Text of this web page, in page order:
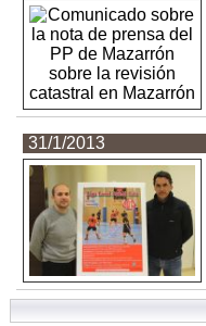
31/1/2013